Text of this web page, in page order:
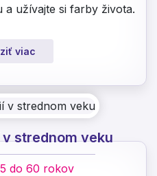
a užívajte si farby života.
viac
strednom veku
do 60 rokov